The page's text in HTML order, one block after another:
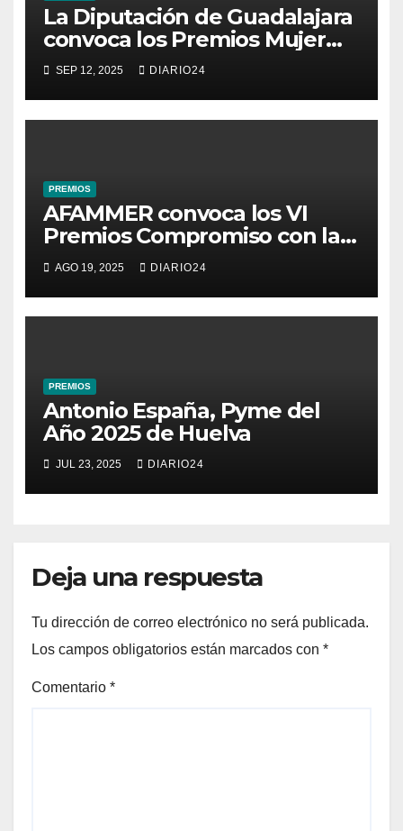
La Diputación de Guadalajara
convoca los Premios Mujer
Emprendedora 2025
SEP 12, 2025 DIARIO24
PREMIOS
AFAMMER convoca los VI
Premios Compromiso con la
Igualdad en el Desarrollo
Rural 2025
AGO 19, 2025 DIARIO24
PREMIOS
Antonio España, Pyme del
Año 2025 de Huelva
JUL 23, 2025 DIARIO24
Deja una respuesta
Tu dirección de correo electrónico no será publicada.
Los campos obligatorios están marcados con *
Comentario *